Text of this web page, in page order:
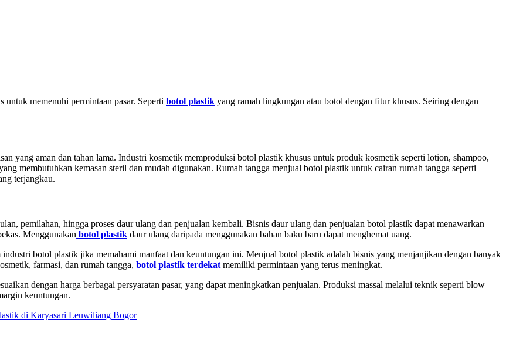
memenuhi permintaan pasar. Seperti botol plastik yang ramah lingkungan atau botol dengan fitur khusus. Seiring dengan
yang aman dan tahan lama. Industri kosmetik memproduksi botol plastik khusus untuk produk kosmetik seperti lotion, shampoo,
membutuhkan kemasan steril dan mudah digunakan. Rumah tangga menjual botol plastik untuk cairan rumah tangga seperti
terjangkau.
pemilahan, hingga proses daur ulang dan penjualan kembali. Bisnis daur ulang dan penjualan botol plastik dapat menawarkan
Menggunakan botol plastik daur ulang daripada menggunakan bahan baku baru dapat menghemat uang.
botol plastik jika memahami manfaat dan keuntungan ini. Menjual botol plastik adalah bisnis yang menjanjikan dengan banyak
farmasi, dan rumah tangga, botol plastik terdekat memiliki permintaan yang terus meningkat.
dengan harga berbagai persyaratan pasar, yang dapat meningkatkan penjualan. Produksi massal melalui teknik seperti blow
keuntungan.
di Karyasari Leuwiliang Bogor